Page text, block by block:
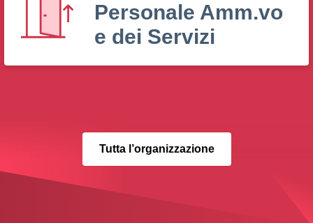
Personale Amm.vo
e dei Servizi
Tutta l’organizzazione